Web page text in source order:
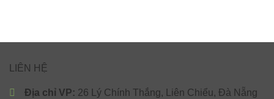
LIÊN HỆ
Địa chỉ VP: 26 Lý Chính Thắng, Liên Chiểu, Đà Nẵng